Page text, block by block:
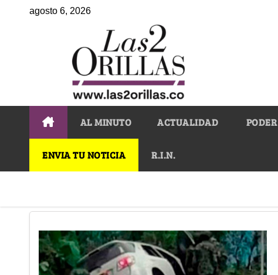
agosto 6, 2026
AL MINUTO ACTUALIDAD PODER
ENVIA TU NOTICIA R.I.N.